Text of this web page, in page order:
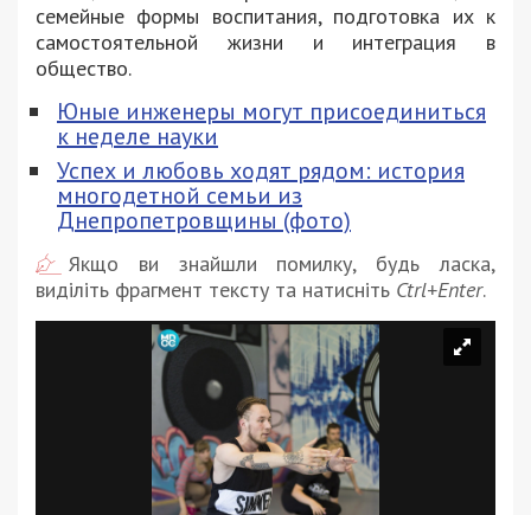
семейные формы воспитания, подготовка их к
самостоятельной жизни и интеграция в
общество.
Юные инженеры могут присоединиться
к неделе науки
Успех и любовь ходят рядом: история
многодетной семьи из
Днепропетровщины (фото)
Якщо ви знайшли помилку, будь ласка,
виділіть фрагмент тексту та натисніть Ctrl+Enter.